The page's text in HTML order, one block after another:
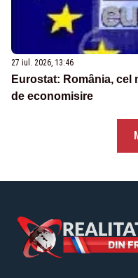
27 iul. 2026, 13:46
Eurostat: România, cel
de economisire